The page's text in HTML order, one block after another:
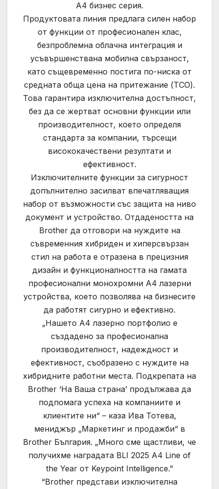
А4 бизнес серия.
Продуктовата линия предлага силен набор
от функции от професионален клас,
безпроблемна облачна интеграция и
усъвършенствана мобилна свързаност,
като същевременно постига по-ниска от
средната обща цена на притежание (TCO).
Това гарантира изключителна достъпност,
без да се жертват основни функции или
производителност, което определя
стандарта за компании, търсещи
висококачествени резултати и
ефективност.
Изключителните функции за сигурност
допълнително засилват впечатляващия
набор от възможности със защита на ниво
документ и устройство. Отдадеността на
Brother да отговори на нуждите на
съвременния хибриден и хиперсвързан
стил на работа е отразена в прецизния
дизайн и функционалността на гамата
професионални монохромни А4 лазерни
устройства, което позволява на бизнесите
да работят сигурно и ефективно.
„Нашето A4 лазерно портфолио е
създадено за професионална
производителност, надеждност и
ефективност, съобразено с нуждите на
хибридните работни места. Подкрепата на
Brother ‘На Ваша страна’ продължава да
подпомага успеха на компаниите и
клиентите ни“ – каза Ива Тотева,
мениджър „Маркетинг и продажби“ в
Brother България. „Много сме щастливи, че
получихме наградата BLI 2025 A4 Line of
the Year от Keypoint Intelligence.”
“Brother представи изключителна